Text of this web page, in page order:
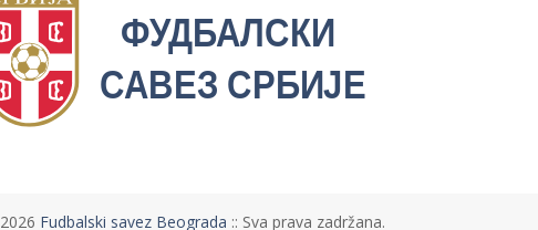
2026 Fudbalski savez Beograda :: Sva prava zadržana.